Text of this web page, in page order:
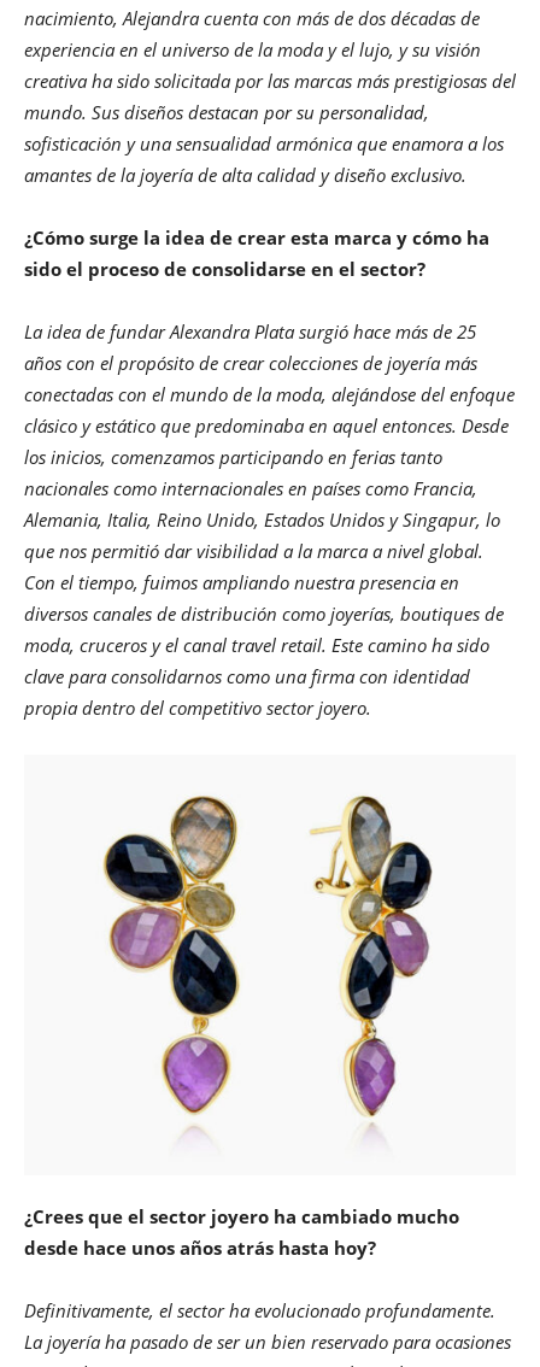
nacimiento, Alejandra cuenta con más de dos décadas de
experiencia en el universo de la moda y el lujo, y su visión
creativa ha sido solicitada por las marcas más prestigiosas del
mundo. Sus diseños destacan por su personalidad,
sofisticación y una sensualidad armónica que enamora a los
amantes de la joyería de alta calidad y diseño exclusivo.
¿Cómo surge la idea de crear esta marca y cómo ha
sido el proceso de consolidarse en el sector?
La idea de fundar Alexandra Plata surgió hace más de 25
años con el propósito de crear colecciones de joyería más
conectadas con el mundo de la moda, alejándose del enfoque
clásico y estático que predominaba en aquel entonces. Desde
los inicios, comenzamos participando en ferias tanto
nacionales como internacionales en países como Francia,
Alemania, Italia, Reino Unido, Estados Unidos y Singapur, lo
que nos permitió dar visibilidad a la marca a nivel global.
Con el tiempo, fuimos ampliando nuestra presencia en
diversos canales de distribución como joyerías, boutiques de
moda, cruceros y el canal travel retail. Este camino ha sido
clave para consolidarnos como una firma con identidad
propia dentro del competitivo sector joyero.
¿Crees que el sector joyero ha cambiado mucho
desde hace unos años atrás hasta hoy?
Definitivamente, el sector ha evolucionado profundamente.
La joyería ha pasado de ser un bien reservado para ocasiones